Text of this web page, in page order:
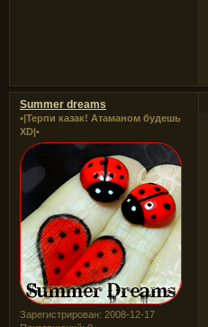
Summer dreams
•|Терпи казак! Атаманом будешь
XD|•
Зарегистрирован: 2008-12-17